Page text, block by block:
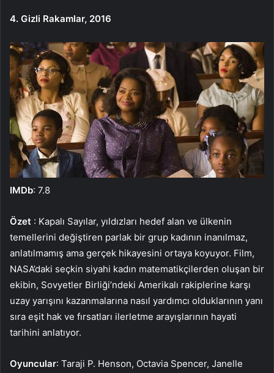
4. Gizli Rakamlar, 2016
IMDb: 7.8
Özet : Kapalı Sayılar, yıldızları hedef alan ve ülkenin
temellerini değiştiren parlak bir grup kadının inanılmaz,
anlatılmamış ama gerçek hikayesini ortaya koyuyor. Film,
NASA’daki seçkin siyahi kadın matematikçilerden oluşan bir
ekibin, Sovyetler Birliği’ndeki Amerikalı rakiplerine karşı
uzay yarışını kazanmalarına nasıl yardımcı olduklarının yanı
sıra eşit hak ve fırsatları ilerletme arayışlarının hayati
tarihini anlatıyor.
Oyuncular: Taraji P. Henson, Octavia Spencer, Janelle